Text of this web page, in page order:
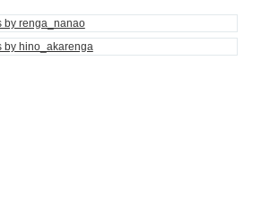
by renga_nanao
by hino_akarenga